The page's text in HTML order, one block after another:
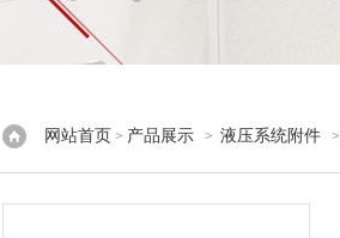
网站首页 > 产品展示 > 液压系统附件 >